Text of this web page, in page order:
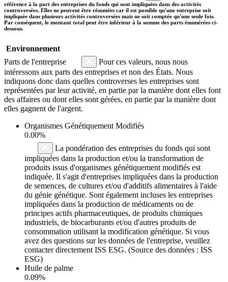
référence à la part des entreprises du fonds qui sont impliquées dans des activités
controversées. Elles ne peuvent être résumées car il est possible qu'une entreprise soit
impliquée dans plusieurs activités controversées mais ne soit comptée qu'une seule fois.
Par conséquent, le montant total peut être inférieur à la somme des parts énumérées ci-
dessous.
Environnement
Parts de l'entreprise
Pour ces valeurs, nous nous
intéressons aux parts des entreprises et non des États. Nous
indiquons donc dans quelles controverses les entreprises sont
représentées par leur activité, en partie par la manière dont elles font
des affaires ou dont elles sont gérées, en partie par la manière dont
elles gagnent de l'argent.
Organismes Génétiquement Modifiés
0.00%
La pondération des entreprises du fonds qui sont
impliquées dans la production et/ou la transformation de
produits issus d'organismes génétiquement modifiés est
indiquée. Il s'agit d'entreprises impliquées dans la production
de semences, de cultures et/ou d'additifs alimentaires à l'aide
du génie génétique. Sont également incluses les entreprises
impliquées dans la production de médicaments ou de
principes actifs pharmaceutiques, de produits chimiques
industriels, de biocarburants et/ou d'autres produits de
consommation utilisant la modification génétique. Si vous
avez des questions sur les données de l'entreprise, veuillez
contacter directement ISS ESG. (Source des données : ISS
ESG)
Huile de palme
0.09%